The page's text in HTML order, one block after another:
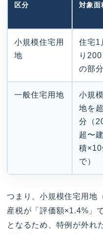
区分 対象面
小規模住宅用
地
住宅1
り
の部分
一般住宅用地
小規
地を
分（
超〜
積×10
で）
つまり、小規模住宅用地
産税が「評価額×1.4%」
となるため、特例が外れ